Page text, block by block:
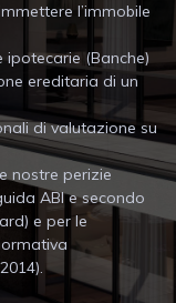
l’immobile
(Banche)
ereditaria di un
di valutazione su
nostre perizie
ABI e secondo
e per le